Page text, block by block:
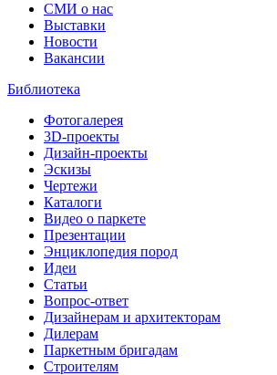
СМИ о нас
Выставки
Новости
Вакансии
Библиотека
Фотогалерея
3D-проекты
Дизайн-проекты
Эскизы
Чертежи
Каталоги
Видео о паркете
Презентации
Энциклопедия пород
Идеи
Статьи
Вопрос-ответ
Дизайнерам и архитекторам
Дилерам
Паркетным бригадам
Строителям